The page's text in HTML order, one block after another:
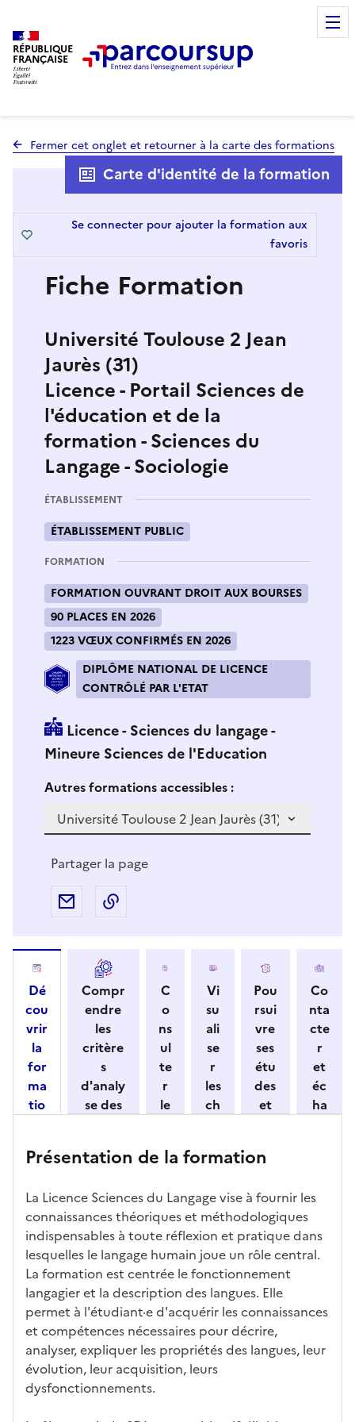
RÉPUBLIQUE
FRANÇAISE
Fermer cet onglet et retourner à la carte des formations
Fiche Formation
Université Toulouse 2 Jean
Jaurès (31)
Licence - Portail Sciences de
l'éducation et de la
formation - Sciences du
Langage - Sociologie
ÉTABLISSEMENT
ÉTABLISSEMENT PUBLIC
FORMATION
FORMATION OUVRANT DROIT AUX BOURSES
90 PLACES EN 2026
1223 VŒUX CONFIRMÉS EN 2026
DIPLÔME NATIONAL DE LICENCE
CONTRÔLÉ PAR L'ETAT
Licence - Sciences du langage -
Mineure Sciences de l'Education
Si vous sélectionnez une formation dans la zone
Autres formations accessibles :S
v
z
n
e
o
r
m
a
t
i
o
n
d
Carte d'identité de la formation
Se connecter pour ajouter la formation aux
favoris
Partager la page
Partager par e-mail
Dé
cou
vrir
la
for
ma
tio
ses
act
éris
tiq
ues
Compr
endre
les
critère
s
d'analy
se des
par
ssemen
t
C
o
ns
ul
te
r
le
o
ali
té
s
d
e
c
a
n
di
d
Vi
su
ali
se
r
les
ch
s
ac
cè
s à
la
fo
rm
ati
on
Pou
rsui
vre
ses
étu
des
et
re
dé
bo
uch
és
Co
nta
cte
r
et
éc
ha
l'ét
iss
em
Présentation de la formation
La Licence Sciences du Langage vise à fournir les
connaissances théoriques et méthodologiques
indispensables à toute réflexion et pratique dans
lesquelles le langage humain joue un rôle central.
La formation est centrée le fonctionnement
langagier et la description des langues. Elle
permet à l'étudiant·e d'acquérir les connaissances
et compétences nécessaires pour décrire,
analyser, expliquer les propriétés des langues, leur
évolution, leur acquisition, leurs
dysfonctionnements.